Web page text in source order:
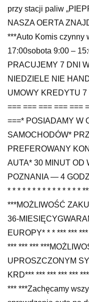
przy stacji paliw
NASZA OERTA
***Auto Komis czynny
17:00sobota 9:00 –
PRACUJEMY 7 DNI
NIEDZIELE NIE
UMOWY KREDYTU 7
=== === === === ===
===* POSIADAMY W
SAMOCHODÓW*
PREFEROWANY
AUTA* 30 MINUT OD
POZNANIA — 4
* * * * * * * * * * * * * * *
***MOŻLIWOŚĆ
36-
EUROPY* * * *** ***
*** *** ***
UPROSZCZONYM
KRD*** *** *** *** ***
*** ***Zachęcamy